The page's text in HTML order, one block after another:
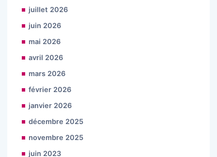
juillet 2026
juin 2026
mai 2026
avril 2026
mars 2026
février 2026
janvier 2026
décembre 2025
novembre 2025
juin 2023